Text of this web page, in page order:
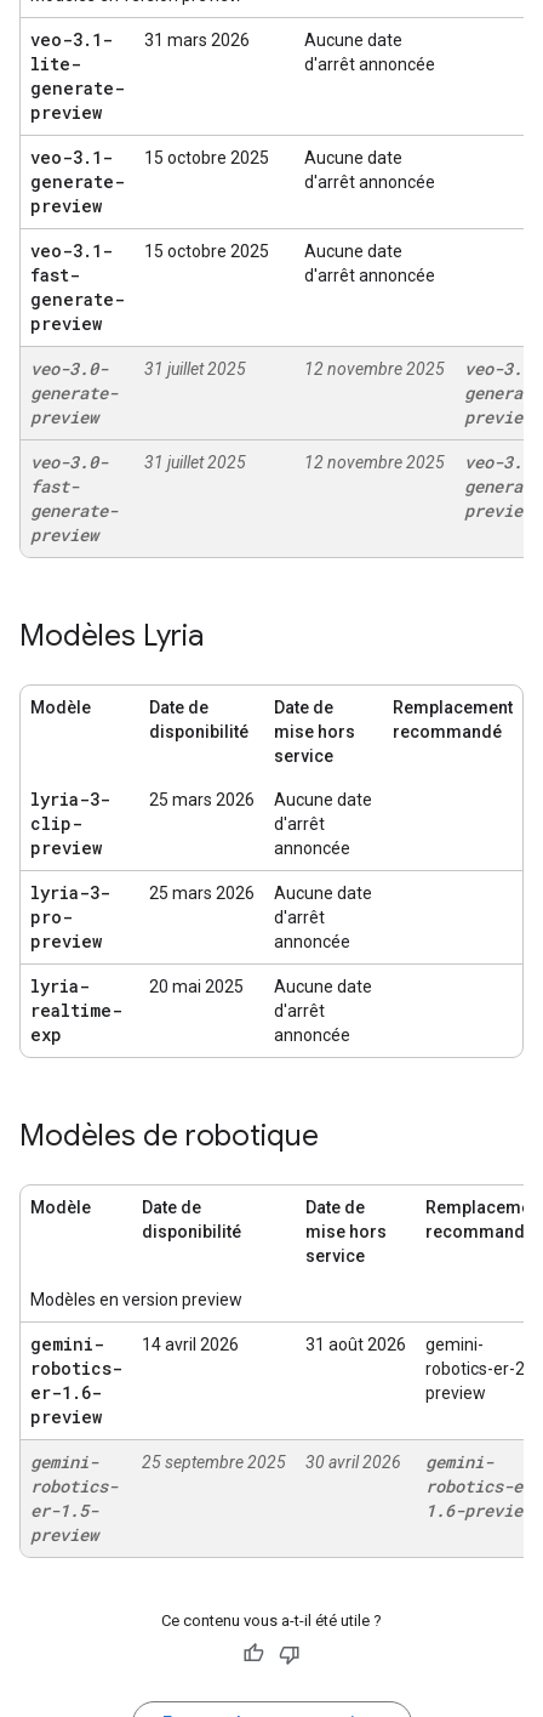
veo-3. 1-
lite-
generate-
preview
31 mars 2026
Aucune date
d'arrêt annoncée
veo-3. 1-
generate-
preview
15 octobre 2025
Aucune date
d'arrêt annoncée
veo-3. 1-
fast-
generate-
preview
15 octobre 2025
Aucune date
d'arrêt annoncée
veo-3.0-
generate-
preview
31 juillet 2025 12 novembre 2025 veo-3.
preview
veo-3.0-
fast-
generate-
preview
31 juillet 2025 12 novembre 2025 veo-3.
preview
Modèles Lyria
Modèle
Date de
disponibilité
Date de
mise hors
service
Remplacement
recommandé
lyria-3-
clip-
preview
25 mars 2026
Aucune date
d'arrêt
annoncée
lyria-3-
pro-
preview
25 mars 2026
Aucune date
d'arrêt
annoncée
lyria-
realtime-
exp
20 mai 2025
Aucune date
d'arrêt
annoncée
Modèles de robotique
Modèle
Date de
disponibilité
Date de
mise hors
service
recommandé
Modèles en version preview
gemini-
robotics-
er-1 . 6-
preview
14 avril 2026 31 août 2026
gemini-
robotics-er-2-
preview
gemini-
robotics-
er-1.5-
preview
25 septembre 2025 30 avril 2026
gemini-
robotics-er-
1.6-preview
Ce contenu vous a-t-il été utile ?